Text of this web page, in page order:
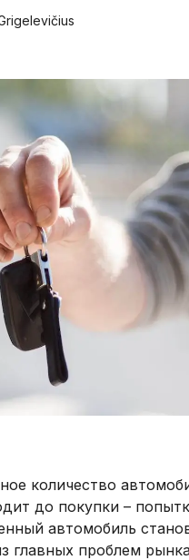
количество
до покупки –
автомобиль
главных проблем